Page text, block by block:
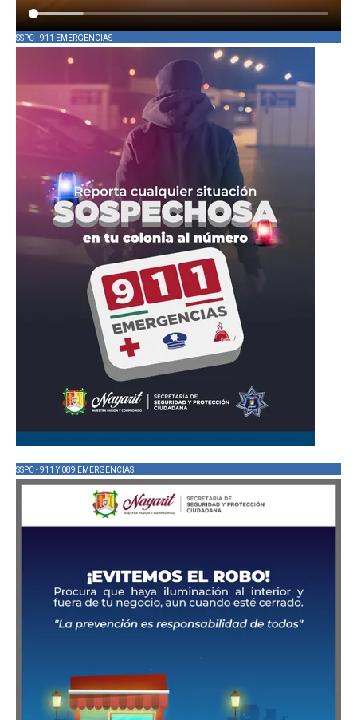
SSPC - 911 EMERGENCIAS
SSPC - 911 Y 089 EMERGENCIAS